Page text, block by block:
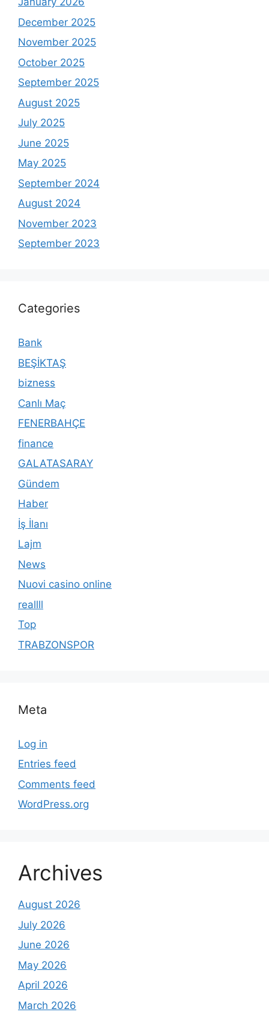
December 2025
November 2025
October 2025
September 2025
August 2025
July 2025
June 2025
May 2025
September 2024
August 2024
November 2023
September 2023
Categories
Bank
BEŞİKTAŞ
bizness
Canlı Maç
FENERBAHÇE
finance
GALATASARAY
Gündem
Haber
İş İlanı
Lajm
News
Nuovi casino online
reallll
Top
TRABZONSPOR
Meta
Log in
Entries feed
Comments feed
WordPress.org
Archives
August 2026
July 2026
June 2026
May 2026
April 2026
March 2026